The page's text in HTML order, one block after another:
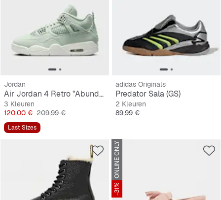
Jordan
Air Jordan 4 Retro "Abundance"
3 Kleuren
Prijs
120,00 € Originele Prijs
209,99 €
Last Sizes
adidas Originals
Predator Sala (GS)
2 Kleuren
Prijs
89,99 €
ONLINE ONLY
-31%